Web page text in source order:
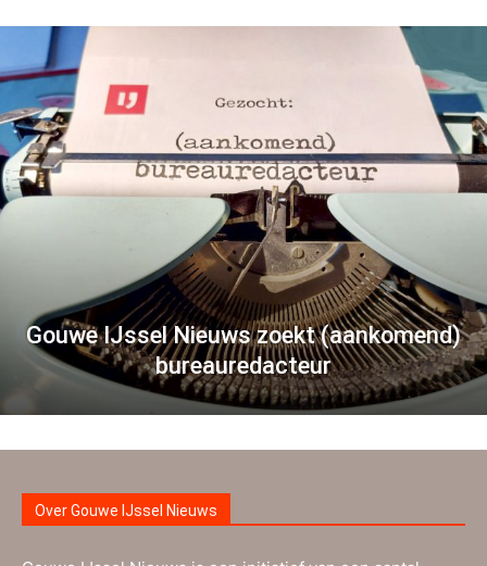
Gouwe IJssel Nieuws zoekt (aankomend)
bureauredacteur
Over Gouwe IJssel Nieuws